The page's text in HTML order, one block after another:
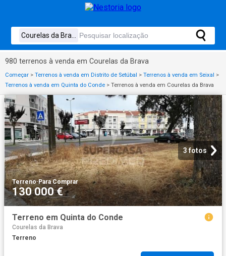
980 terrenos à venda em Courelas da Brava
Começar > Terrenos à venda em Distrito de Setúbal > Terrenos à venda em Seixal >
Terrenos à venda em Quinta do Conde > Terrenos à venda em Courelas da Brava
3 fotos
Terreno·Para Comprar
130 000 €
Terreno em Quinta do Conde
Courelas da Brava
Terreno